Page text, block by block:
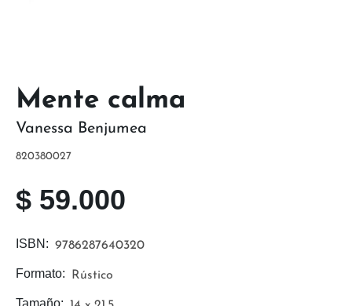
Tamaño:
Formato: Rústico
ISBN: 9786287640320
$ 59.000
820380027
Vanessa Benjumea
Mente calma